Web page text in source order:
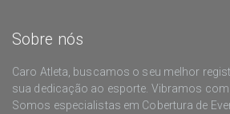
Sobre nós
Caro Atleta, buscamos o seu melhor
sua dedicação ao esporte. Vibramos com
Somos especialistas em Cobertura de